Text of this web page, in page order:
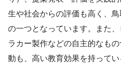
生や社会からの評価も高く、
の一つとなっています。また
ラカー製作などの自主的なも
動も、高い教育効果を持って